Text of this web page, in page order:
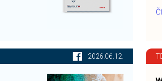
2026.06.12.